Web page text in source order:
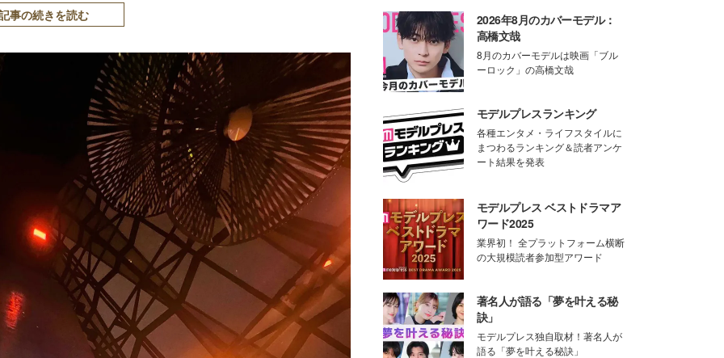
事の続きを読む
2026年8月のカバーモデル：
高橋文哉
8月のカバーモデルは映画「ブル
ーロック」の高橋文哉
モデルプレスランキング
各種エンタメ・ライフスタイルに
まつわるランキング＆読者アンケ
ート結果を発表
モデルプレス ベストドラマア
ワード2025
業界初！ 全プラットフォーム横断
の大規模読者参加型アワード
著名人が語る「夢を叶える秘
訣」
モデルプレス独自取材！著名人が
語る「夢を叶える秘訣」